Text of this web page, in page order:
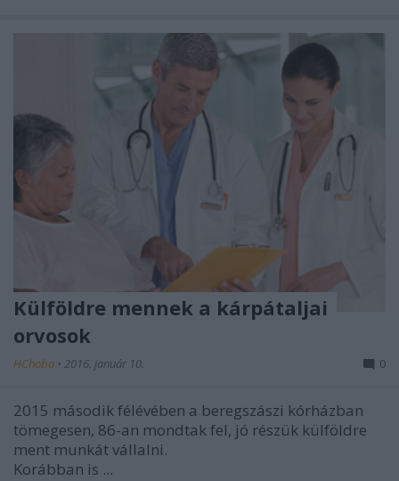
Külföldre mennek a kárpátaljai
orvosok
HChoba • 2016. január 10. 0
2015 második félévében a beregszászi kórházban
tömegesen, 86-an mondtak fel, jó részük külföldre
ment munkát vállalni.
Korábban is ...